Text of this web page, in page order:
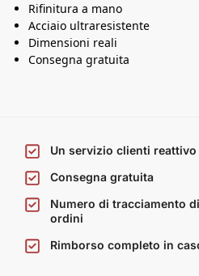
Rifinitura a mano
Acciaio ultraresistente
Dimensioni reali
Consegna gratuita
Un servizio clienti reattivo
Consegna gratuita
Numero di tracciamento
ordini
Rimborso completo in